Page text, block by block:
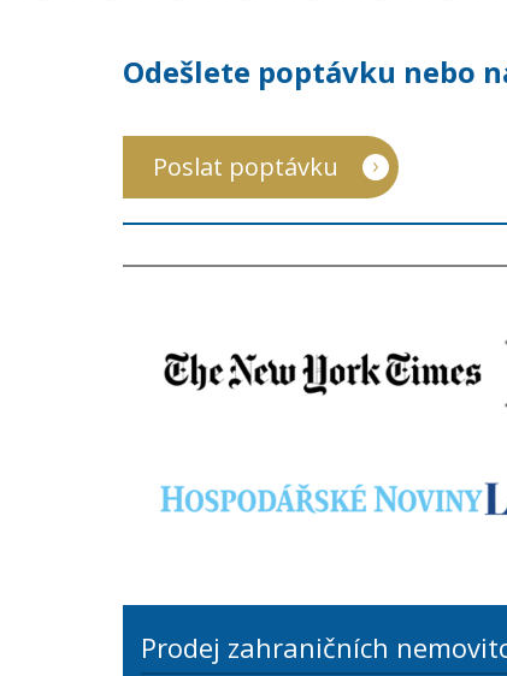
Odešlete poptávku nebo
Poslat poptávku
Prodej zahraničních